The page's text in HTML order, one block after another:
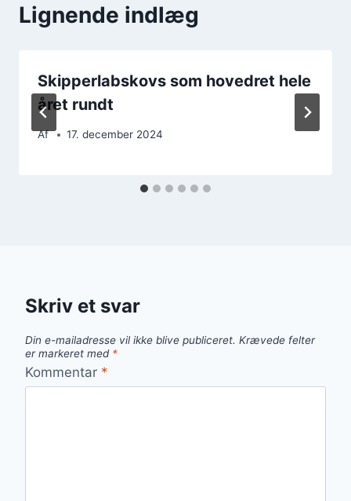
Lignende indlæg
Skipperlabskovs som hovedret hele
året rundt
Af 17. december 2024
Skriv et svar
Din e-mailadresse vil ikke blive publiceret. Krævede felter
er markeret med *
Kommentar *